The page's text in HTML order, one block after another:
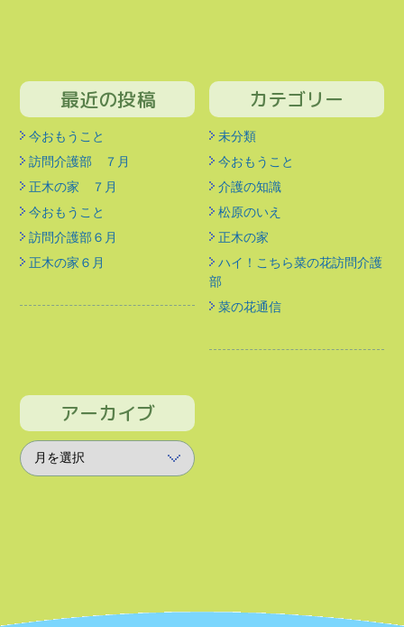
最近の投稿
今おもうこと
訪問介護部 ７月
正木の家 ７月
今おもうこと
訪問介護部６月
正木の家６月
カテゴリー
未分類
今おもうこと
介護の知識
松原のいえ
正木の家
ハイ！こちら菜の花訪問介護
部
菜の花通信
アーカイブ